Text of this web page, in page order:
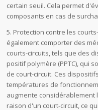
certain seuil. Cela permet
composants en cas de
5. Protection contre les
également comporter des
courts-circuits, tels que des
positif polymère (PPTC), qui
de court-circuit. Ces
températures de
augmente
raison d'un court-circuit, ce